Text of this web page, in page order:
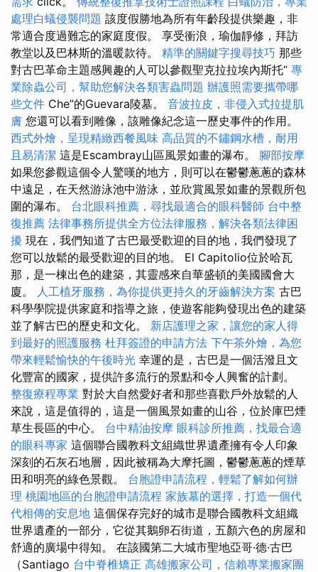
處理白蟻侵襲問題 該度假勝地為所有年齡段提供樂趣，非
常適合度過難忘的家庭度假。 享受衝浪，瑜伽靜修，拜訪
教堂以及巴林斯的溫暖款待。 精準的關鍵字搜尋技巧 那些
對古巴革命主題感興趣的人可以參觀聖克拉拉埃內斯托“ 專
業除蟲公司，幫助您解決各類害蟲問題 辦護照需要攜帶哪
些文件 Che”的Guevara陵墓。 音波拉皮，非侵入式拉提肌
膚 您還可以看到雕像，該雕像紀念這一歷史事件的作用。
西式外燴，呈現精緻西餐風味 高品質的不鏽鋼水槽，耐用
且易清潔 這是Escambray山區風景如畫的瀑布。 腳部按摩
如果您參觀這個令人驚嘆的地方，則可以在鬱鬱蔥蔥的森林
中遠足，在天然游泳池中游泳，並欣賞風景如畫的景觀所包
圍的瀑布。 台北眼科推薦，尋找最適合的眼科醫師 台中整
復推薦 法律事務所提供全方位法律服務，解決各類法律困
擾 現在，我們知道了古巴最受歡迎的目的地，我們發現了
您可以放鬆的最受歡迎的目的地。 El Capitolio位於哈瓦
那，是一棟出色的建築，其靈感來自華盛頓的美國國會大
廈。 人工植牙服務，為你提供更持久的牙齒解決方案 古巴
科學學院提供家庭和指導之旅，使遊客能夠發現出色的建築
並了解古巴的歷史和文化。 新店護理之家，讓您的家人得
到最好的照護服務 杜拜簽證的申請方法 下午茶外燴，為您
帶來輕鬆愉快的午後時光 幸運的是，古巴是一個活潑且文
化豐富的國家，提供許多流行的景點和令人興奮的計劃。
整復療程專業 對於大自然愛好者和那些喜歡戶外放鬆的人
來說，這是值得的，這是一個風景如畫的山谷，位於庫巴煙
草生長區的中心。 台中精油按摩 眼科診所推薦，找最合適
的眼科專家 這個聯合國教科文組織世界遺產擁有令人印象
深刻的石灰石地層，因此被稱為大摩托圖，鬱鬱蔥蔥的煙草
田和明亮的綠色景觀。 台胞證申請流程，輕鬆了解如何辦
理 桃園地區的台胞證申請流程 家族墓的選擇，打造一個代
代相傳的安息地 這個保存完好的城市是聯合國教科文組織
世界遺產的一部分，它從其鵝卵石街道，五顏六色的房屋和
舒適的廣場中得知。 在該國第二大城市聖地亞哥·德·古巴
（Santiago 台中脊椎矯正 高雄搬家公司，信賴專業搬家團